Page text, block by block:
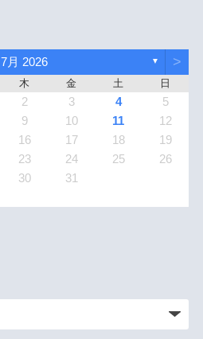
7月 2026 ▼ >
木 金 土 日
2 3 4
5
9 10 11
12
16 17 18
19
23 24 25
26
30 31